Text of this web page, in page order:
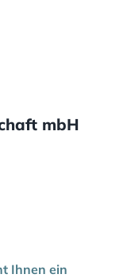
mbH
Ihnen ein